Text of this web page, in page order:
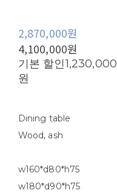
2,870,000원
4,100,000원
기본 할인1,230,000
원
Dining table
Wood, ash
w160*d80*h75
w180*d90*h75